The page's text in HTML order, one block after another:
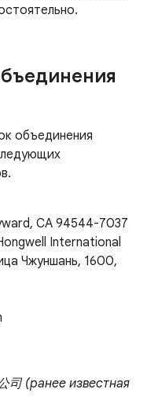
объединения
CA 94544-7037
International
Чжуншань, 1600,
司 (ранее известная